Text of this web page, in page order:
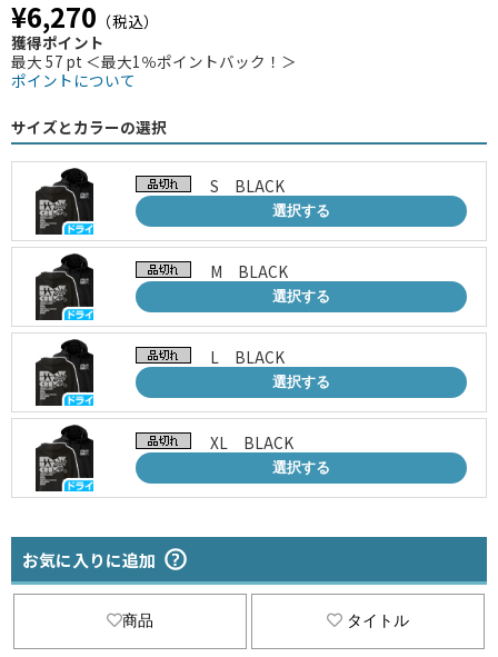
¥6,270 （税込）
獲得ポイント
最大 57 pt ＜最大1％ポイントバック！＞
ポイントについて
サイズとカラーの選択
S BLACK
選択する
M BLACK
選択する
L BLACK
選択する
XL BLACK
選択する
お気に入りに追加
商品 タイトル